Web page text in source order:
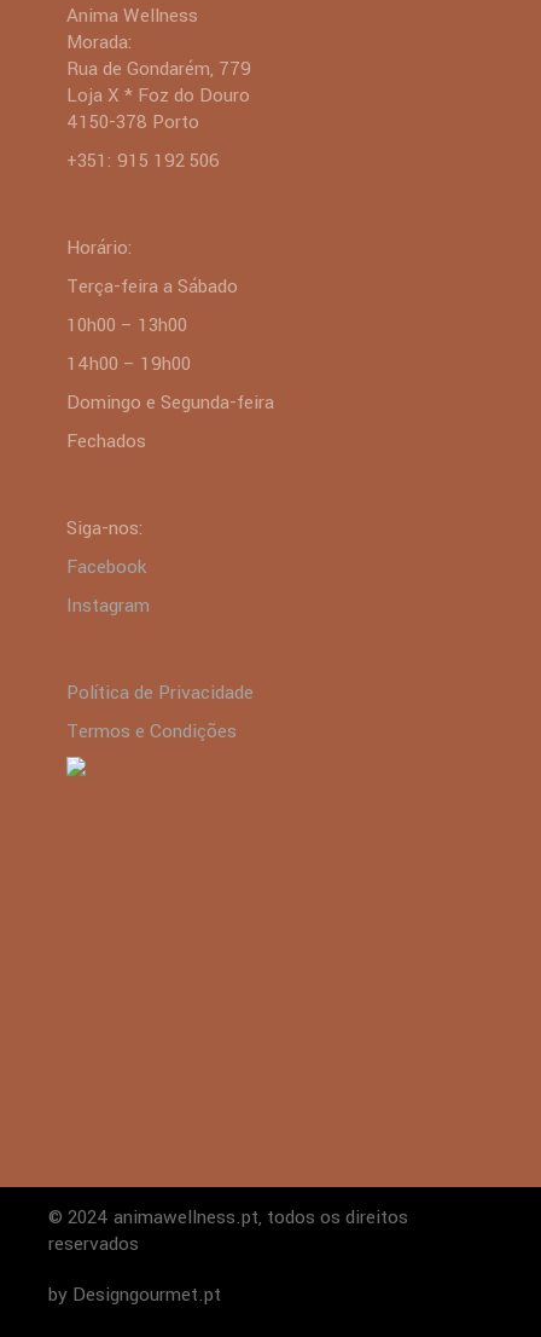
Anima Wellness
Morada:
Rua de Gondarém, 779
Loja X * Foz do Douro
4150-378 Porto
+351: 915 192 506
Horário:
Terça-feira a Sábado
10h00 – 13h00
14h00 – 19h00
Domingo e Segunda-feira
Fechados
Siga-nos:
Facebook
Instagram
Política de Privacidade
Termos e Condições
© 2024 animawellness.pt, todos os direitos
reservados
by Designgourmet.pt